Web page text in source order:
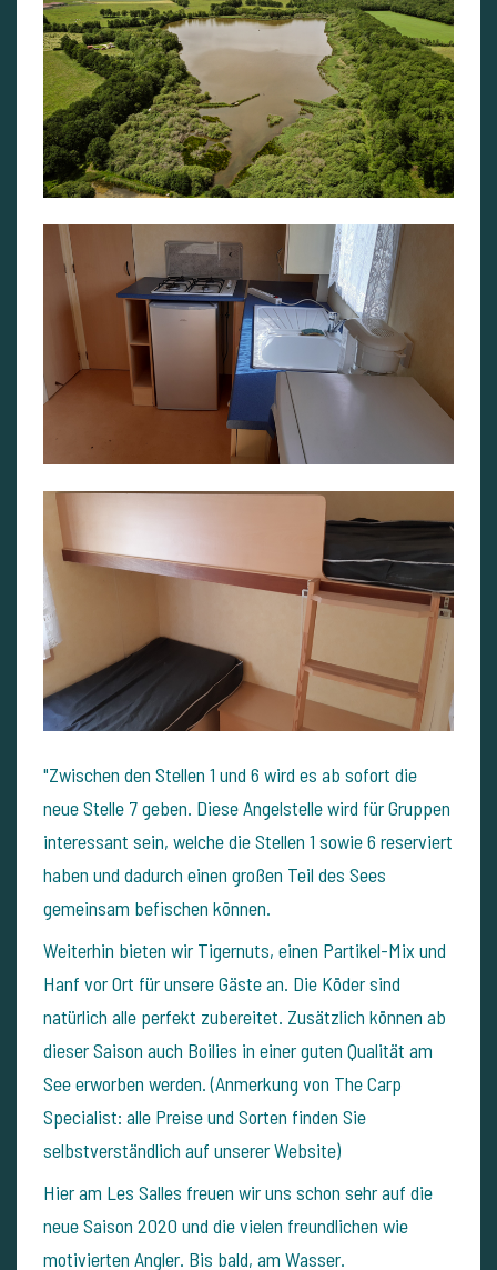
"Zwischen den Stellen 1 und 6 wird es ab sofort die
neue Stelle 7 geben. Diese Angelstelle wird für Gruppen
interessant sein, welche die Stellen 1 sowie 6 reserviert
haben und dadurch einen großen Teil des Sees
gemeinsam befischen können.
Weiterhin bieten wir Tigernuts, einen Partikel-Mix und
Hanf vor Ort für unsere Gäste an. Die Köder sind
natürlich alle perfekt zubereitet. Zusätzlich können ab
dieser Saison auch Boilies in einer guten Qualität am
See erworben werden. (Anmerkung von The Carp
Specialist: alle Preise und Sorten finden Sie
selbstverständlich auf unserer Website)
Hier am Les Salles freuen wir uns schon sehr auf die
neue Saison 2020 und die vielen freundlichen wie
motivierten Angler. Bis bald, am Wasser.